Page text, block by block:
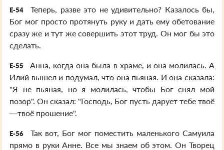
E-54
Теперь, разве это не удивительно? Казалось бы,
Бог мог просто протянуть руку и дать ему обетование
сразу же и тут же совершить этот труд. Он мог бы это
сделать.
E-55
Анна, когда она была в храме, и она молилась. А
Илий вышел и подумал, что она пьяная. И она сказала:
"Я не пьяная, но я молилась, чтобы Бог снял мой
позор". Он сказал: "Господь, Бог пусть дарует тебе твоё
—твоё прошение".
E-56
Так вот, Бог мог поместить маленького Самуила
прямо в руки Анне. Все мы знаем об этом. Он Творец